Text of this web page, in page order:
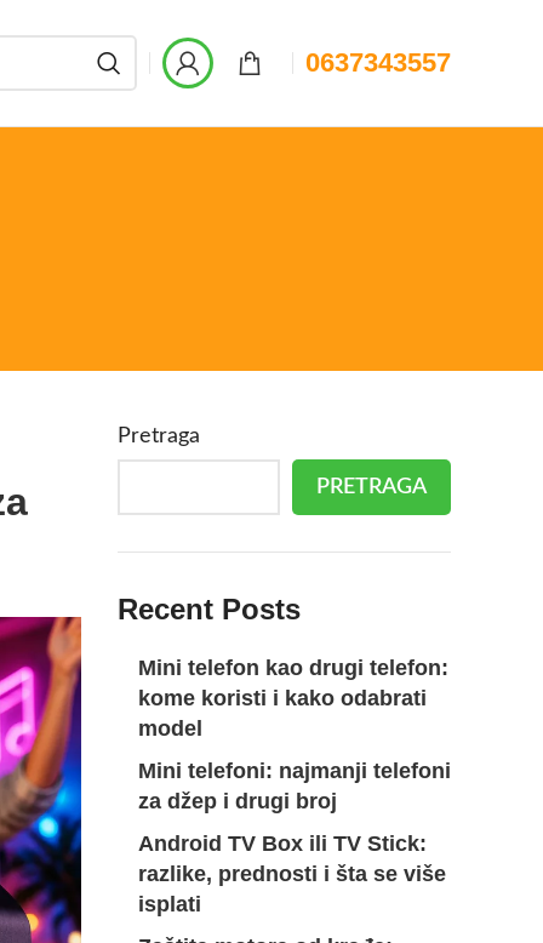
0637343557
Pretraga
PRETRAGA
Recent Posts
Mini telefon kao drugi telefon:
kome koristi i kako odabrati
model
Mini telefoni: najmanji telefoni
za džep i drugi broj
Android TV Box ili TV Stick:
razlike, prednosti i šta se više
isplati